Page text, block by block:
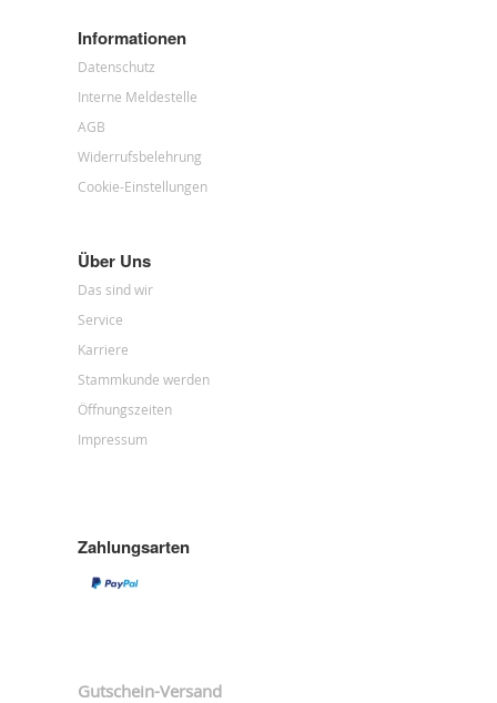
Informationen
Datenschutz
Interne Meldestelle
AGB
Widerrufsbelehrung
Cookie-Einstellungen
Über Uns
Das sind wir
Service
Karriere
Stammkunde werden
Öffnungszeiten
Impressum
Zahlungsarten
Gutschein-Versand